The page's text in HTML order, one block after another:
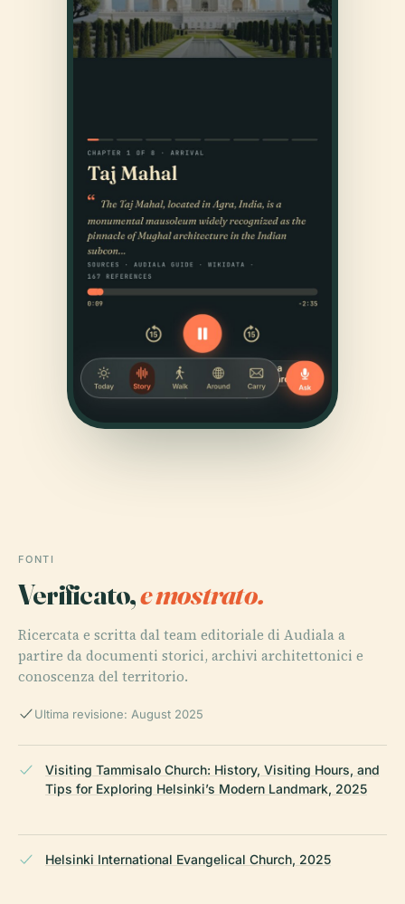
FONTI
Verificato,e mostrato.
Ricercata e scritta dal team editoriale di Audiala a
partire da documenti storici, archivi architettonici e
conoscenza del territorio.
Ultima revisione: August 2025
Visiting Tammisalo Church: History, Visiting Hours, and
Tips for Exploring Helsinki’s Modern Landmark, 2025
Helsinki International Evangelical Church, 2025